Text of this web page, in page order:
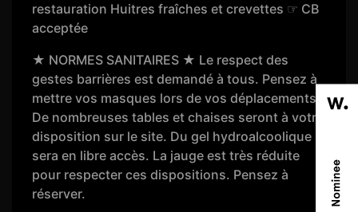
restauration Huitres fraîches et crevettes ☞ CB
acceptée
★ NORMES SANITAIRES ★ Le respect des
gestes barrières est demandé à tous. Pensez à
mettre vos masques lors de vos déplacements.
De nombreuses tables et chaises seront à votre
disposition sur le site. Du gel hydroalcoolique
sera en libre accès. La jauge est très réduite
pour respecter ces dispositions. Pensez à
réserver.